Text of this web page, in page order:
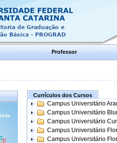
Professor
Currículos dos Cursos
Campus Universitário
Campus Universitário
Campus Universitário
Campus Universitário
Campus Universitário